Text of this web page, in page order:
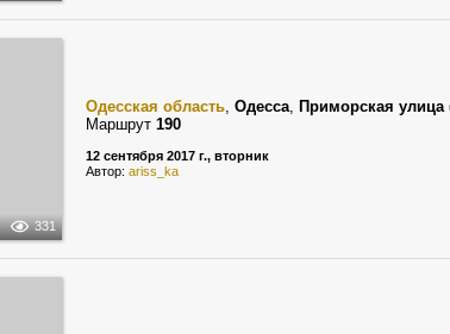
331
Одесская область, Одесса, Приморская
Маршрут 190
12 сентября 2017 г., вторник
Автор: ariss_ka